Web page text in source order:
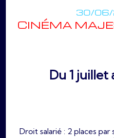
30/
CINÉMA
Du 1 juillet
Droit salarié : 2 places